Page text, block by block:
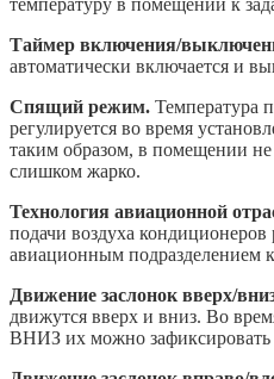
температуру в помещении к
Таймер включения/
автоматически включается и
Спящий режим. Температура
регулируется во время
таким образом, в помещении
слишком жарко.
Технология авиационной
подачи воздуха кондиционеров
авиационным подразделением
Движение заслонок вверх/
движутся вверх и вниз. Во
ВНИЗ их можно